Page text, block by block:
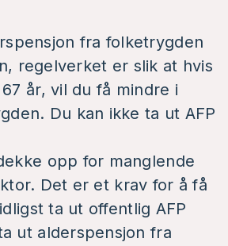
fra folketrygden
regelverket er slik at hvis
år, vil du få mindre i
Du kan ikke ta ut AFP
opp for manglende
Det er et krav for å få
ta ut offentlig AFP
ut alderspensjon fra